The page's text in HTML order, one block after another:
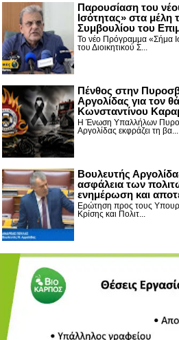
Παρουσίαση του
Ισότητας» στα μέλη
Συμβουλίου του
Το νέο Πρόγραμμα «Σήμα
του Διοικητικού Σ...
Πένθος στην
Αργολίδας για τον
Κωνσταντίνου
Η Ένωση Υπαλλήλων
Αργολίδας εκφράζει τη βα...
Βουλευτής
ασφάλεια των
ενημέρωση και
Ερώτηση προς τους
Κρίσης και Πολιτ...